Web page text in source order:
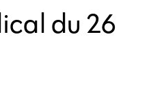
du 26